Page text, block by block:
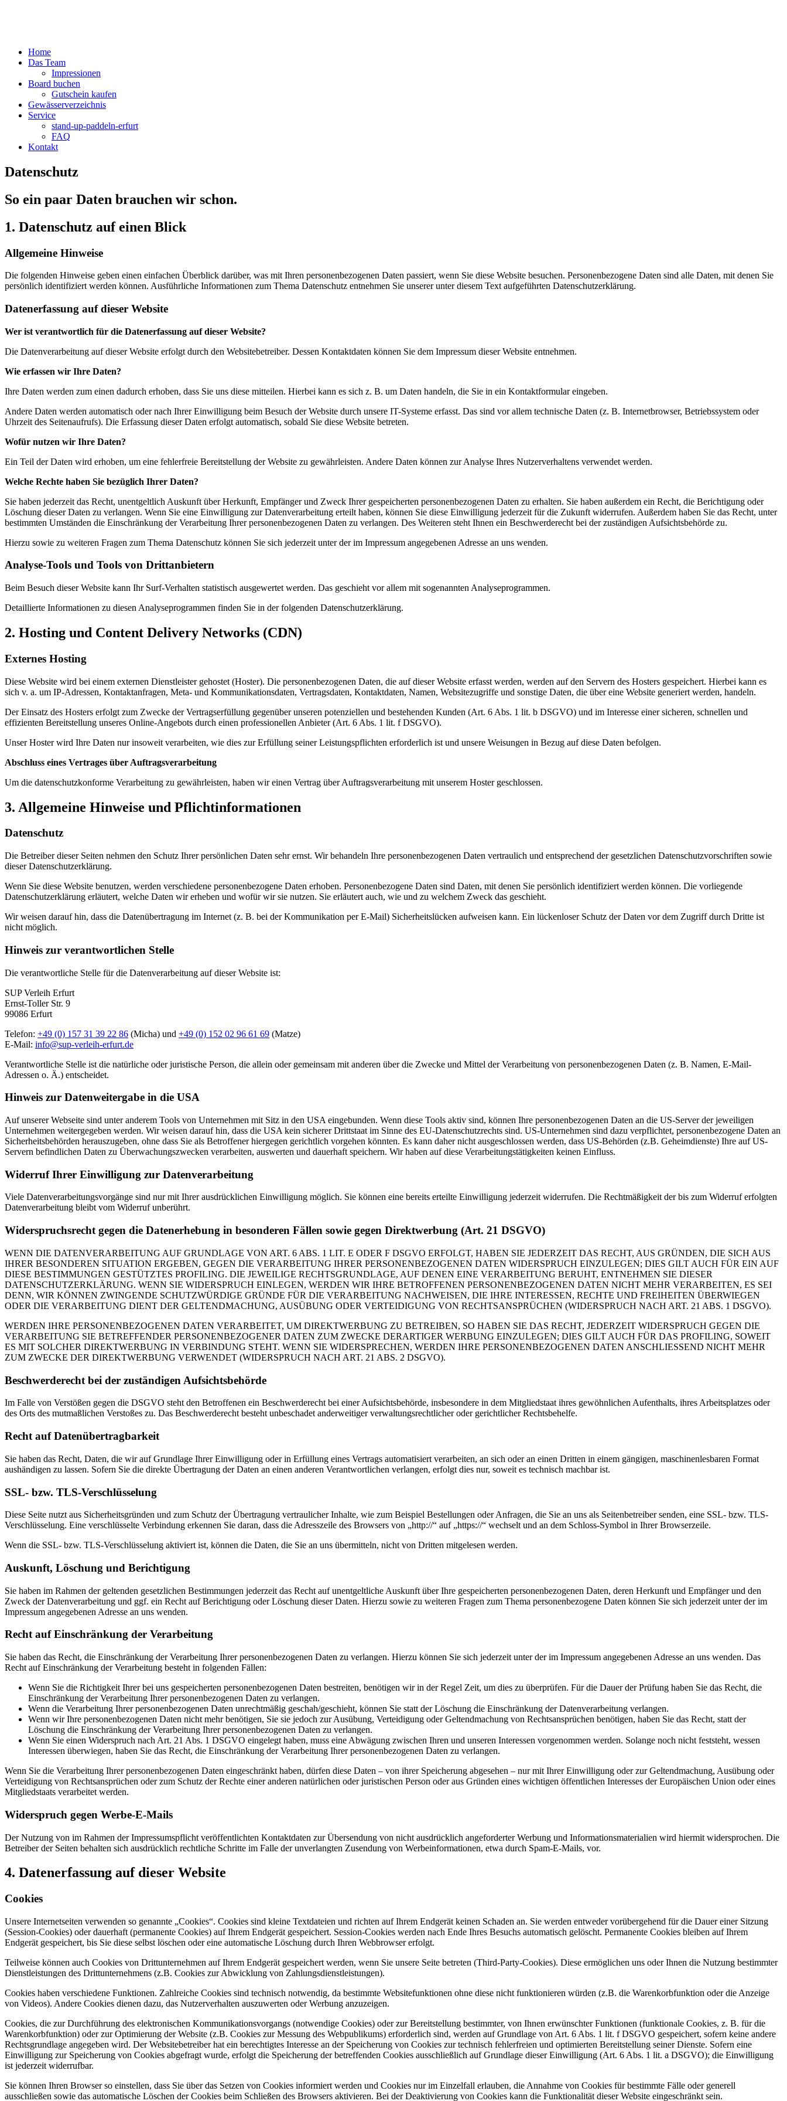
Home
Das Team
Impressionen
Board buchen
Gutschein kaufen
Gewässerverzeichnis
Service
stand-up-paddeln-erfurt
FAQ
Kontakt
Datenschutz
So ein paar Daten brauchen wir schon.
1. Datenschutz auf einen Blick
Allgemeine Hinweise
Die folgenden Hinweise geben einen einfachen Überblick darüber, was mit Ihren personenbezogenen Daten passiert, wenn Sie diese Website besuchen. Personenbezogene Daten sind alle Daten, mit denen Sie
persönlich identifiziert werden können. Ausführliche Informationen zum Thema Datenschutz entnehmen Sie unserer unter diesem Text aufgeführten Datenschutzerklärung.
Datenerfassung auf dieser Website
Wer ist verantwortlich für die Datenerfassung auf dieser Website?
Die Datenverarbeitung auf dieser Website erfolgt durch den Websitebetreiber. Dessen Kontaktdaten können Sie dem Impressum dieser Website entnehmen.
Wie erfassen wir Ihre Daten?
Ihre Daten werden zum einen dadurch erhoben, dass Sie uns diese mitteilen. Hierbei kann es sich z. B. um Daten handeln, die Sie in ein Kontaktformular eingeben.
Andere Daten werden automatisch oder nach Ihrer Einwilligung beim Besuch der Website durch unsere IT-Systeme erfasst. Das sind vor allem technische Daten (z. B. Internetbrowser, Betriebssystem oder
Uhrzeit des Seitenaufrufs). Die Erfassung dieser Daten erfolgt automatisch, sobald Sie diese Website betreten.
Wofür nutzen wir Ihre Daten?
Ein Teil der Daten wird erhoben, um eine fehlerfreie Bereitstellung der Website zu gewährleisten. Andere Daten können zur Analyse Ihres Nutzerverhaltens verwendet werden.
Welche Rechte haben Sie bezüglich Ihrer Daten?
Sie haben jederzeit das Recht, unentgeltlich Auskunft über Herkunft, Empfänger und Zweck Ihrer gespeicherten personenbezogenen Daten zu erhalten. Sie haben außerdem ein Recht, die Berichtigung oder
Löschung dieser Daten zu verlangen. Wenn Sie eine Einwilligung zur Datenverarbeitung erteilt haben, können Sie diese Einwilligung jederzeit für die Zukunft widerrufen. Außerdem haben Sie das Recht, unter
bestimmten Umständen die Einschränkung der Verarbeitung Ihrer personenbezogenen Daten zu verlangen. Des Weiteren steht Ihnen ein Beschwerderecht bei der zuständigen Aufsichtsbehörde zu.
Hierzu sowie zu weiteren Fragen zum Thema Datenschutz können Sie sich jederzeit unter der im Impressum angegebenen Adresse an uns wenden.
Analyse-Tools und Tools von Dritt­anbietern
Beim Besuch dieser Website kann Ihr Surf-Verhalten statistisch ausgewertet werden. Das geschieht vor allem mit sogenannten Analyseprogrammen.
Detaillierte Informationen zu diesen Analyseprogrammen finden Sie in der folgenden Datenschutzerklärung.
2. Hosting und Content Delivery Networks (CDN)
Externes Hosting
Diese Website wird bei einem externen Dienstleister gehostet (Hoster). Die personenbezogenen Daten, die auf dieser Website erfasst werden, werden auf den Servern des Hosters gespeichert. Hierbei kann es
sich v. a. um IP-Adressen, Kontaktanfragen, Meta- und Kommunikationsdaten, Vertragsdaten, Kontaktdaten, Namen, Websitezugriffe und sonstige Daten, die über eine Website generiert werden, handeln.
Der Einsatz des Hosters erfolgt zum Zwecke der Vertragserfüllung gegenüber unseren potenziellen und bestehenden Kunden (Art. 6 Abs. 1 lit. b DSGVO) und im Interesse einer sicheren, schnellen und
effizienten Bereitstellung unseres Online-Angebots durch einen professionellen Anbieter (Art. 6 Abs. 1 lit. f DSGVO).
Unser Hoster wird Ihre Daten nur insoweit verarbeiten, wie dies zur Erfüllung seiner Leistungspflichten erforderlich ist und unsere Weisungen in Bezug auf diese Daten befolgen.
Abschluss eines Vertrages über Auftragsverarbeitung
Um die datenschutzkonforme Verarbeitung zu gewährleisten, haben wir einen Vertrag über Auftragsverarbeitung mit unserem Hoster geschlossen.
3. Allgemeine Hinweise und Pflicht­informationen
Datenschutz
Die Betreiber dieser Seiten nehmen den Schutz Ihrer persönlichen Daten sehr ernst. Wir behandeln Ihre personenbezogenen Daten vertraulich und entsprechend der gesetzlichen Datenschutzvorschriften sowie
dieser Datenschutzerklärung.
Wenn Sie diese Website benutzen, werden verschiedene personenbezogene Daten erhoben. Personenbezogene Daten sind Daten, mit denen Sie persönlich identifiziert werden können. Die vorliegende
Datenschutzerklärung erläutert, welche Daten wir erheben und wofür wir sie nutzen. Sie erläutert auch, wie und zu welchem Zweck das geschieht.
Wir weisen darauf hin, dass die Datenübertragung im Internet (z. B. bei der Kommunikation per E-Mail) Sicherheitslücken aufweisen kann. Ein lückenloser Schutz der Daten vor dem Zugriff durch Dritte ist
nicht möglich.
Hinweis zur verantwortlichen Stelle
Die verantwortliche Stelle für die Datenverarbeitung auf dieser Website ist:
SUP Verleih Erfurt
Ernst-Toller Str. 9
99086 Erfurt
Telefon: +49 (0) 157 31 39 22 86 (Micha) und +49 (0) 152 02 96 61 69 (Matze)
E-Mail: info@sup-verleih-erfurt.de
Verantwortliche Stelle ist die natürliche oder juristische Person, die allein oder gemeinsam mit anderen über die Zwecke und Mittel der Verarbeitung von personenbezogenen Daten (z. B. Namen, E-Mail-
Adressen o. Ä.) entscheidet.
Hinweis zur Datenweitergabe in die USA
Auf unserer Webseite sind unter anderem Tools von Unternehmen mit Sitz in den USA eingebunden. Wenn diese Tools aktiv sind, können Ihre personenbezogenen Daten an die US-Server der jeweiligen
Unternehmen weitergegeben werden. Wir weisen darauf hin, dass die USA kein sicherer Drittstaat im Sinne des EU-Datenschutzrechts sind. US-Unternehmen sind dazu verpflichtet, personenbezogene Daten an
Sicherheitsbehörden herauszugeben, ohne dass Sie als Betroffener hiergegen gerichtlich vorgehen könnten. Es kann daher nicht ausgeschlossen werden, dass US-Behörden (z.B. Geheimdienste) Ihre auf US-
Servern befindlichen Daten zu Überwachungszwecken verarbeiten, auswerten und dauerhaft speichern. Wir haben auf diese Verarbeitungstätigkeiten keinen Einfluss.
Widerruf Ihrer Einwilligung zur Datenverarbeitung
Viele Datenverarbeitungsvorgänge sind nur mit Ihrer ausdrücklichen Einwilligung möglich. Sie können eine bereits erteilte Einwilligung jederzeit widerrufen. Die Rechtmäßigkeit der bis zum Widerruf erfolgten
Datenverarbeitung bleibt vom Widerruf unberührt.
Widerspruchsrecht gegen die Datenerhebung in besonderen Fällen sowie gegen Direktwerbung (Art. 21 DSGVO)
WENN DIE DATENVERARBEITUNG AUF GRUNDLAGE VON ART. 6 ABS. 1 LIT. E ODER F DSGVO ERFOLGT, HABEN SIE JEDERZEIT DAS RECHT, AUS GRÜNDEN, DIE SICH AUS
IHRER BESONDEREN SITUATION ERGEBEN, GEGEN DIE VERARBEITUNG IHRER PERSONENBEZOGENEN DATEN WIDERSPRUCH EINZULEGEN; DIES GILT AUCH FÜR EIN AUF
DIESE BESTIMMUNGEN GESTÜTZTES PROFILING. DIE JEWEILIGE RECHTSGRUNDLAGE, AUF DENEN EINE VERARBEITUNG BERUHT, ENTNEHMEN SIE DIESER
DATENSCHUTZERKLÄRUNG. WENN SIE WIDERSPRUCH EINLEGEN, WERDEN WIR IHRE BETROFFENEN PERSONENBEZOGENEN DATEN NICHT MEHR VERARBEITEN, ES SEI
DENN, WIR KÖNNEN ZWINGENDE SCHUTZWÜRDIGE GRÜNDE FÜR DIE VERARBEITUNG NACHWEISEN, DIE IHRE INTERESSEN, RECHTE UND FREIHEITEN ÜBERWIEGEN
ODER DIE VERARBEITUNG DIENT DER GELTENDMACHUNG, AUSÜBUNG ODER VERTEIDIGUNG VON RECHTSANSPRÜCHEN (WIDERSPRUCH NACH ART. 21 ABS. 1 DSGVO).
WERDEN IHRE PERSONENBEZOGENEN DATEN VERARBEITET, UM DIREKTWERBUNG ZU BETREIBEN, SO HABEN SIE DAS RECHT, JEDERZEIT WIDERSPRUCH GEGEN DIE
VERARBEITUNG SIE BETREFFENDER PERSONENBEZOGENER DATEN ZUM ZWECKE DERARTIGER WERBUNG EINZULEGEN; DIES GILT AUCH FÜR DAS PROFILING, SOWEIT
ES MIT SOLCHER DIREKTWERBUNG IN VERBINDUNG STEHT. WENN SIE WIDERSPRECHEN, WERDEN IHRE PERSONENBEZOGENEN DATEN ANSCHLIESSEND NICHT MEHR
ZUM ZWECKE DER DIREKTWERBUNG VERWENDET (WIDERSPRUCH NACH ART. 21 ABS. 2 DSGVO).
Beschwerde­recht bei der zuständigen Aufsichts­behörde
Im Falle von Verstößen gegen die DSGVO steht den Betroffenen ein Beschwerderecht bei einer Aufsichtsbehörde, insbesondere in dem Mitgliedstaat ihres gewöhnlichen Aufenthalts, ihres Arbeitsplatzes oder
des Orts des mutmaßlichen Verstoßes zu. Das Beschwerderecht besteht unbeschadet anderweitiger verwaltungsrechtlicher oder gerichtlicher Rechtsbehelfe.
Recht auf Daten­übertrag­barkeit
Sie haben das Recht, Daten, die wir auf Grundlage Ihrer Einwilligung oder in Erfüllung eines Vertrags automatisiert verarbeiten, an sich oder an einen Dritten in einem gängigen, maschinenlesbaren Format
aushändigen zu lassen. Sofern Sie die direkte Übertragung der Daten an einen anderen Verantwortlichen verlangen, erfolgt dies nur, soweit es technisch machbar ist.
SSL- bzw. TLS-Verschlüsselung
Diese Seite nutzt aus Sicherheitsgründen und zum Schutz der Übertragung vertraulicher Inhalte, wie zum Beispiel Bestellungen oder Anfragen, die Sie an uns als Seitenbetreiber senden, eine SSL- bzw. TLS-
Verschlüsselung. Eine verschlüsselte Verbindung erkennen Sie daran, dass die Adresszeile des Browsers von „http://“ auf „https://“ wechselt und an dem Schloss-Symbol in Ihrer Browserzeile.
Wenn die SSL- bzw. TLS-Verschlüsselung aktiviert ist, können die Daten, die Sie an uns übermitteln, nicht von Dritten mitgelesen werden.
Auskunft, Löschung und Berichtigung
Sie haben im Rahmen der geltenden gesetzlichen Bestimmungen jederzeit das Recht auf unentgeltliche Auskunft über Ihre gespeicherten personenbezogenen Daten, deren Herkunft und Empfänger und den
Zweck der Datenverarbeitung und ggf. ein Recht auf Berichtigung oder Löschung dieser Daten. Hierzu sowie zu weiteren Fragen zum Thema personenbezogene Daten können Sie sich jederzeit unter der im
Impressum angegebenen Adresse an uns wenden.
Recht auf Einschränkung der Verarbeitung
Sie haben das Recht, die Einschränkung der Verarbeitung Ihrer personenbezogenen Daten zu verlangen. Hierzu können Sie sich jederzeit unter der im Impressum angegebenen Adresse an uns wenden. Das
Recht auf Einschränkung der Verarbeitung besteht in folgenden Fällen:
Wenn Sie die Richtigkeit Ihrer bei uns gespeicherten personenbezogenen Daten bestreiten, benötigen wir in der Regel Zeit, um dies zu überprüfen. Für die Dauer der Prüfung haben Sie das Recht, die
Einschränkung der Verarbeitung Ihrer personenbezogenen Daten zu verlangen.
Wenn die Verarbeitung Ihrer personenbezogenen Daten unrechtmäßig geschah/geschieht, können Sie statt der Löschung die Einschränkung der Datenverarbeitung verlangen.
Wenn wir Ihre personenbezogenen Daten nicht mehr benötigen, Sie sie jedoch zur Ausübung, Verteidigung oder Geltendmachung von Rechtsansprüchen benötigen, haben Sie das Recht, statt der
Löschung die Einschränkung der Verarbeitung Ihrer personenbezogenen Daten zu verlangen.
Wenn Sie einen Widerspruch nach Art. 21 Abs. 1 DSGVO eingelegt haben, muss eine Abwägung zwischen Ihren und unseren Interessen vorgenommen werden. Solange noch nicht feststeht, wessen
Interessen überwiegen, haben Sie das Recht, die Einschränkung der Verarbeitung Ihrer personenbezogenen Daten zu verlangen.
Wenn Sie die Verarbeitung Ihrer personenbezogenen Daten eingeschränkt haben, dürfen diese Daten – von ihrer Speicherung abgesehen – nur mit Ihrer Einwilligung oder zur Geltendmachung, Ausübung oder
Verteidigung von Rechtsansprüchen oder zum Schutz der Rechte einer anderen natürlichen oder juristischen Person oder aus Gründen eines wichtigen öffentlichen Interesses der Europäischen Union oder eines
Mitgliedstaats verarbeitet werden.
Widerspruch gegen Werbe-E-Mails
Der Nutzung von im Rahmen der Impressumspflicht veröffentlichten Kontaktdaten zur Übersendung von nicht ausdrücklich angeforderter Werbung und Informationsmaterialien wird hiermit widersprochen. Die
Betreiber der Seiten behalten sich ausdrücklich rechtliche Schritte im Falle der unverlangten Zusendung von Werbeinformationen, etwa durch Spam-E-Mails, vor.
4. Datenerfassung auf dieser Website
Cookies
Unsere Internetseiten verwenden so genannte „Cookies“. Cookies sind kleine Textdateien und richten auf Ihrem Endgerät keinen Schaden an. Sie werden entweder vorübergehend für die Dauer einer Sitzung
(Session-Cookies) oder dauerhaft (permanente Cookies) auf Ihrem Endgerät gespeichert. Session-Cookies werden nach Ende Ihres Besuchs automatisch gelöscht. Permanente Cookies bleiben auf Ihrem
Endgerät gespeichert, bis Sie diese selbst löschen oder eine automatische Löschung durch Ihren Webbrowser erfolgt.
Teilweise können auch Cookies von Drittunternehmen auf Ihrem Endgerät gespeichert werden, wenn Sie unsere Seite betreten (Third-Party-Cookies). Diese ermöglichen uns oder Ihnen die Nutzung bestimmter
Dienstleistungen des Drittunternehmens (z.B. Cookies zur Abwicklung von Zahlungsdienstleistungen).
Cookies haben verschiedene Funktionen. Zahlreiche Cookies sind technisch notwendig, da bestimmte Websitefunktionen ohne diese nicht funktionieren würden (z.B. die Warenkorbfunktion oder die Anzeige
von Videos). Andere Cookies dienen dazu, das Nutzerverhalten auszuwerten oder Werbung anzuzeigen.
Cookies, die zur Durchführung des elektronischen Kommunikationsvorgangs (notwendige Cookies) oder zur Bereitstellung bestimmter, von Ihnen erwünschter Funktionen (funktionale Cookies, z. B. für die
Warenkorbfunktion) oder zur Optimierung der Website (z.B. Cookies zur Messung des Webpublikums) erforderlich sind, werden auf Grundlage von Art. 6 Abs. 1 lit. f DSGVO gespeichert, sofern keine andere
Rechtsgrundlage angegeben wird. Der Websitebetreiber hat ein berechtigtes Interesse an der Speicherung von Cookies zur technisch fehlerfreien und optimierten Bereitstellung seiner Dienste. Sofern eine
Einwilligung zur Speicherung von Cookies abgefragt wurde, erfolgt die Speicherung der betreffenden Cookies ausschließlich auf Grundlage dieser Einwilligung (Art. 6 Abs. 1 lit. a DSGVO); die Einwilligung
ist jederzeit widerrufbar.
Sie können Ihren Browser so einstellen, dass Sie über das Setzen von Cookies informiert werden und Cookies nur im Einzelfall erlauben, die Annahme von Cookies für bestimmte Fälle oder generell
ausschließen sowie das automatische Löschen der Cookies beim Schließen des Browsers aktivieren. Bei der Deaktivierung von Cookies kann die Funktionalität dieser Website eingeschränkt sein.